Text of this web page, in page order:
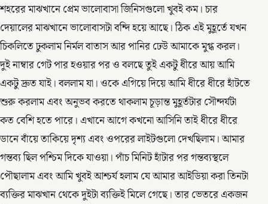
শহরের মাঝখানে প্রেম ভালোবাসা জিনিসগুলো খুবই কম। চার
দেয়ালের মাঝখানে ভালোবাসটা বন্দি হয়ে আছে। ঠিক এই মুহূর্তে যখন
চিকলিতে ঢুকলাম নির্মল বাতাস আর পানির ঢেউ আমাকে মুগ্ধ করল।
দুই নাম্বার গেট পার হওয়ার পর ও বলছে তুই একটু ধীরে আয় আমি
একটু দ্রুত যাই। বললাম যা। ওকে এগিয়ে দিয়ে আমি ধীরে ধীরে হাঁটতে
শুরু করলাম এবং অনুভব করতে থাকলাম চূড়ান্ত মুহূর্তটার সৌন্দর্যটা
কত বেশি হতে পারে। এখানে আগে কখনো আসিনি তাই ধীরে ধীরে
ডানে বাঁয়ে তাকিয়ে দৃশ্য এবং ওপরের লাইটগুলো দেখছিলাম। আমার
গন্তব্য ছিল পশ্চিম দিকে যাওয়া। পাঁচ মিনিট হাঁটার পর গন্তব্যস্থলে
পৌছালাম এবং আমি খুবই আশ্চর্য হলাম যে আমার আইডিয়া করা তিনটা
ব্যক্তির মাঝখান থেকে দুইটা ব্যক্তিই মিলে গেছে। তার ভেতরে একজন